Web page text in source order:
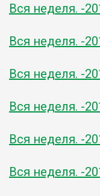
Вся неделя. -
Вся неделя. -
Вся неделя. -
Вся неделя. -
Вся неделя. -
Вся неделя. -